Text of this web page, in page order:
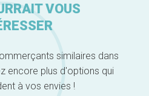
VOUS
similaires dans
encore plus d'options qui
à vos envies !